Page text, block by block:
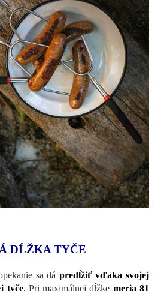
DĹŽKA TYČE
sa dá predĺžiť vďaka svojej
tyče. Pri maximálnej dĺžke meria 81